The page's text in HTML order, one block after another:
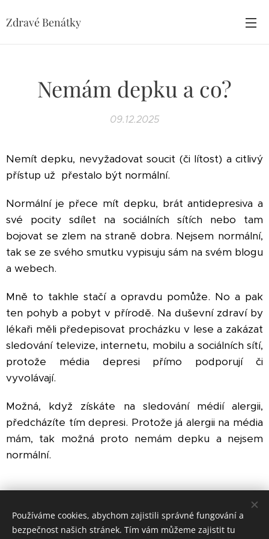
Zdravé Benátky
Nemám depku a co?
09.12.2025
Nemít depku, nevyžadovat soucit (či lítost) a citlivý
přístup už přestalo být normální.
Normální je přece mít depku, brát antidepresiva a
své pocity sdílet na sociálních sítích nebo tam
bojovat se zlem na straně dobra. Nejsem normální,
tak se ze svého smutku vypisuju sám na svém blogu
a webech.
Mně to takhle stačí a opravdu pomůže. No a pak
ten pohyb a pobyt v přírodě. Na duševní zdraví by
lékaři měli předepisovat procházku v lese a zakázat
sledování televize, internetu, mobilu a sociálních sítí,
protože média depresi přímo podporují či
vyvolávají.
Možná, když získáte na sledování médií alergii,
předcházíte tím depresi. Protože já alergii na média
mám, tak možná proto nemám depku a nejsem
normální.
Používáme cookies, abychom zajistili správné fungování a
bezpečnost našich stránek. Tím vám můžeme zajistit tu